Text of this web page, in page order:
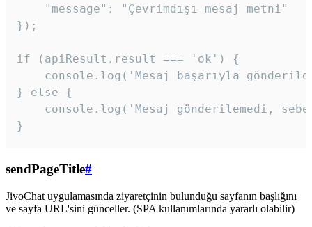
    "message": "Çevrimdışı mesaj metni"
});
if (apiResult.result === 'ok') {
console.log('Mesaj başarıyla
} else {
console.log('Mesaj gönderilemedi,
}
sendPageTitle#
JivoChat uygulamasında ziyaretçinin bulunduğu sayfanın başlığını
ve sayfa URL'sini günceller. (SPA kullanımlarında yararlı olabilir)